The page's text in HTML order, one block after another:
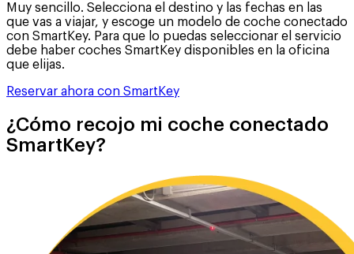
Muy sencillo. Selecciona el destino y las fechas en las
que vas a viajar, y escoge un modelo de coche conectado
con SmartKey. Para que lo puedas seleccionar el servicio
debe haber coches SmartKey disponibles en la oficina
que elijas.
Reservar ahora con SmartKey
¿Cómo recojo mi coche conectado
SmartKey?